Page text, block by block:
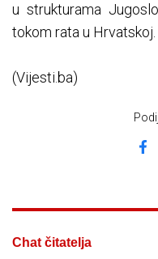
u strukturama
tokom rata u Hrvatskoj.
(Vijesti.ba)
Chat čitatelja